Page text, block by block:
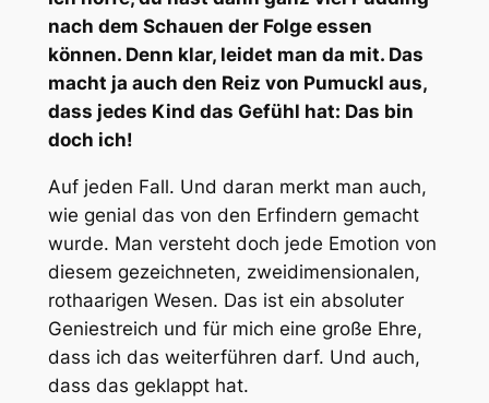
nach dem Schauen der Folge essen
können. Denn klar, leidet man da mit. Das
macht ja auch den Reiz von Pumuckl aus,
dass jedes Kind das Gefühl hat: Das bin
doch ich!
Auf jeden Fall. Und daran merkt man auch,
wie genial das von den Erfindern gemacht
wurde. Man versteht doch jede Emotion von
diesem gezeichneten, zweidimensionalen,
rothaarigen Wesen. Das ist ein absoluter
Geniestreich und für mich eine große Ehre,
dass ich das weiterführen darf. Und auch,
dass das geklappt hat.